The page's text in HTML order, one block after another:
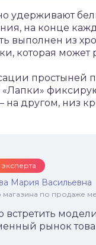
удерживают
на конце
выполнен из
которая может
простыней
на другом, низ
Мария Васильевна
по продаже
рынок